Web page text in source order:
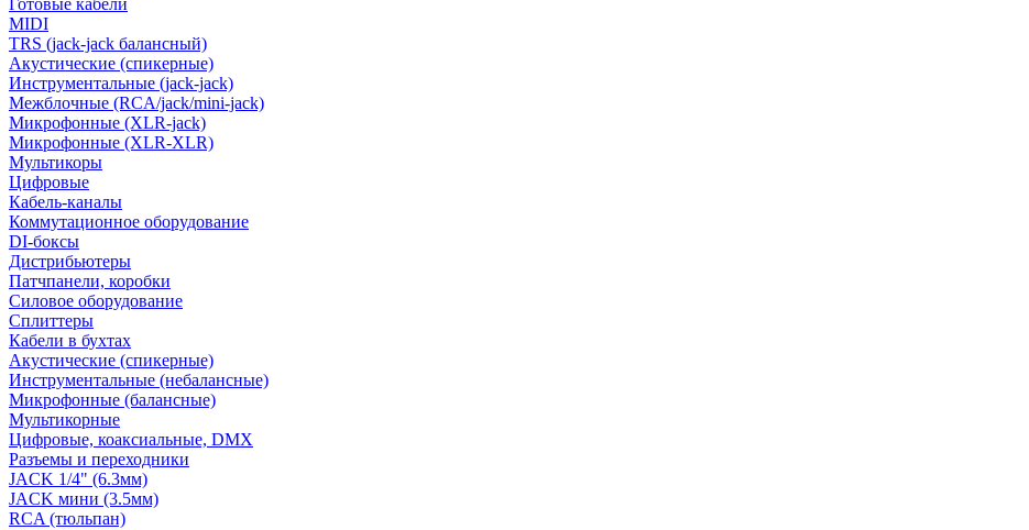
Готовые кабели
MIDI
TRS (jack-jack балансный)
Акустические (спикерные)
Инструментальные (jack-jack)
Межблочные (RCA/jack/mini-jack)
Микрофонные (XLR-jack)
Микрофонные (XLR-XLR)
Мультикоры
Цифровые
Кабель-каналы
Коммутационное оборудование
DI-боксы
Дистрибьютеры
Патчпанели, коробки
Силовое оборудование
Сплиттеры
Кабели в бухтах
Акустические (спикерные)
Инструментальные (небалансные)
Микрофонные (балансные)
Мультикорные
Цифровые, коаксиальные, DMX
Разъемы и переходники
JACK 1/4" (6.3мм)
JACK мини (3.5мм)
RCA (тюльпан)